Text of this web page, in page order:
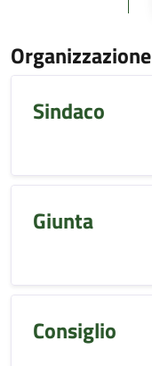
Organizzazione
Sindaco
Giunta
Consiglio